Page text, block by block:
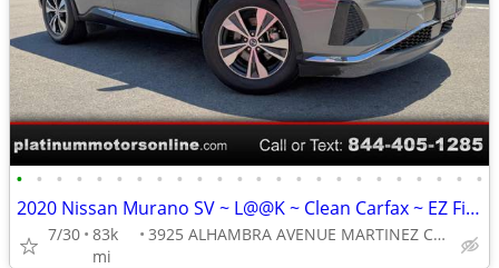
• • • • • • • • • • • • • • • • • • • • • • • •
2020 Nissan Murano SV ~ L@@K ~ Clean Carfax ~ EZ Finance ~ Call Now !
7/30 83k
mi
3925 ALHAMBRA AVENUE MARTINEZ CA 94553